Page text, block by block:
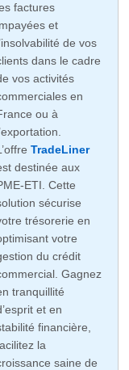
factures
et
de vos
dans le cadre
vos activités
en
ou à
TradeLiner
destinée aux
ETI. Cette
sécurise
trésorerie en
votre
du crédit
Gagnez
tranquillité
et en
financière,
la
saine de